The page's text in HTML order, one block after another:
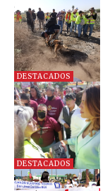
DESTACADOS
DESTACADOS